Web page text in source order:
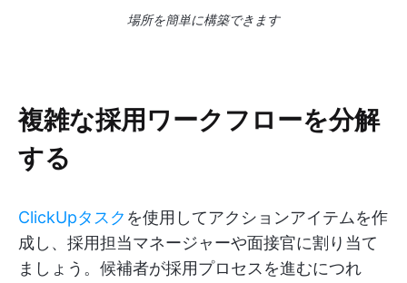
場所を簡単に構築できます
複雑な採用ワークフローを分解
する
ClickUpタスク を使用してアクションアイテムを作
成し、採用担当マネージャーや面接官に割り当て
ましょう。候補者が採用プロセスを進むにつれ